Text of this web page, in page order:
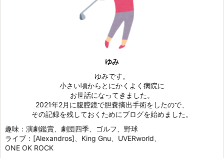
ゆみ
ゆみです。
小さい頃からとにかくよく病院に
お世話になってきました。
2021年2月に腹腔鏡で胆嚢摘出手術をしたので、
その記録を残しておくためにブログを始めました。
趣味：演劇鑑賞、劇団四季、ゴルフ、野球
ライブ：[Alexandros]、King Gnu、UVERworld、
ONE OK ROCK